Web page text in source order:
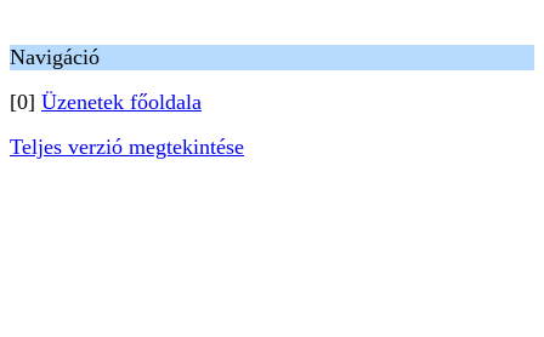
Navigáció
[0] Üzenetek főoldala
Teljes verzió megtekintése